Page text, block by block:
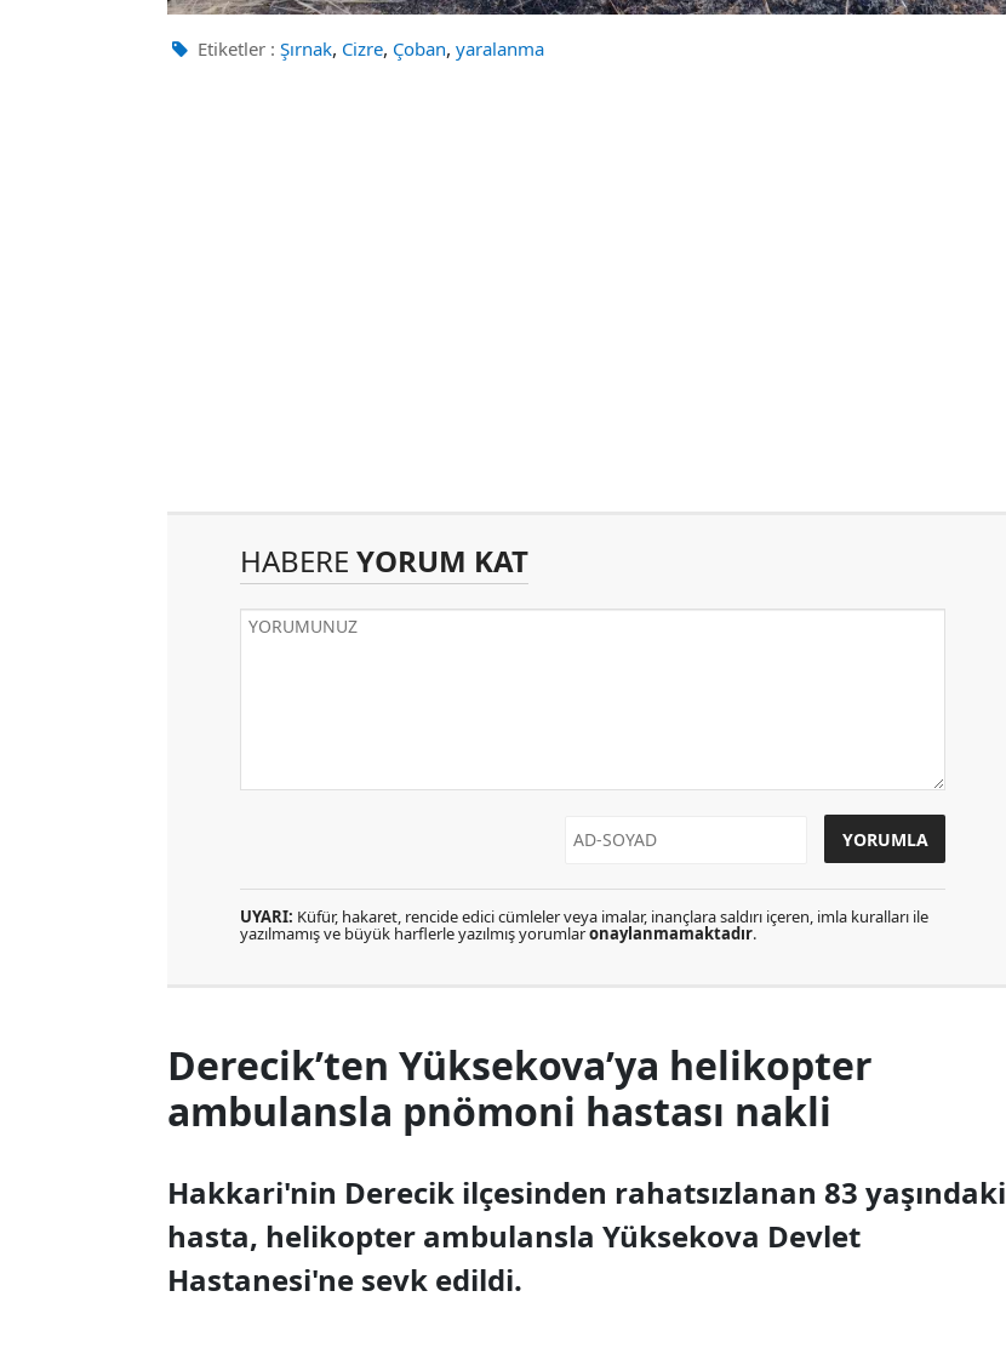
Etiketler : Şırnak, Cizre, Çoban, yaralanma
HABERE YORUM KAT
UYARI: Küfür, hakaret, rencide edici cümleler veya imalar, inançlara saldırı içeren, imla kuralları ile
yazılmamış ve büyük harflerle yazılmış yorumlaronaylanmamaktadır.
Derecik’ten Yüksekova’ya helikopter
ambulansla pnömoni hastası nakli
Hakkari'nin Derecik ilçesinden rahatsızlanan 83 yaşındaki
hasta, helikopter ambulansla Yüksekova Devlet
Hastanesi'ne sevk edildi.